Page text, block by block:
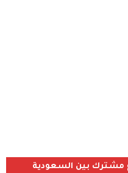
مشترك بين السعودية